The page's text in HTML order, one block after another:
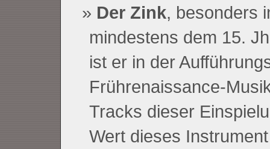
Der Zink, besonders
mindestens dem 15.
ist er in der
Frührenaissance-
Tracks dieser
Wert dieses